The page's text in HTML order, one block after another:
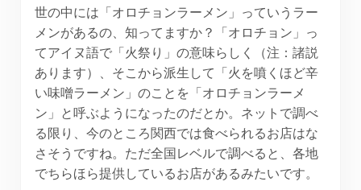
世の中には「オロチョンラーメン」っていうラー
メンがあるの、知ってますか？「オロチョン」っ
てアイヌ語で「火祭り」の意味らしく（注：諸説
あります）、そこから派生して「火を噴くほど辛
い味噌ラーメン」のことを「オロチョンラーメ
ン」と呼ぶようになったのだとか。ネットで調べ
る限り、今のところ関西では食べられるお店はな
さそうですね。ただ全国レベルで調べると、各地
でちらほら提供しているお店があるみたいです。